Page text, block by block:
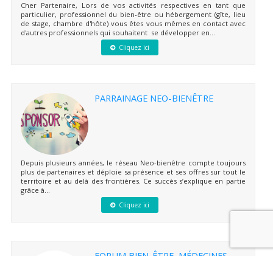
Cher Partenaire, Lors de vos activités respectives en tant que
particulier, professionnel du bien-être ou hébergement (gîte, lieu
de stage, chambre d'hôte) vous êtes vous mêmes en contact avec
d'autres professionnels qui souhaitent se développer en...
Cliquez ici
PARRAINAGE NEO-BIENÊTRE
Depuis plusieurs années, le réseau Neo-bienêtre compte toujours
plus de partenaires et déploie sa présence et ses offres sur tout le
territoire et au delà des frontières. Ce succès s’explique en partie
grâce à...
Cliquez ici